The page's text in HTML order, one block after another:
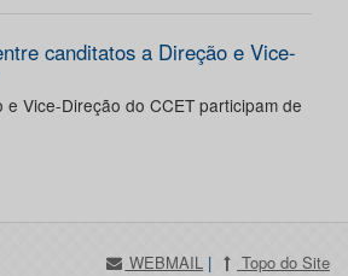
canditatos a Direção e Vice-
Vice-Direção do CCET participam de
WEBMAIL | Topo do Site